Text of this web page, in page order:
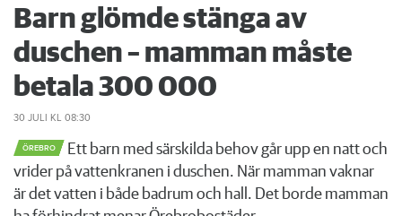
Barn glömde stänga av
duschen – mamman måste
betala 300 000
30 JULI KL 08:30
ÖREBRO
Ett barn med särskilda behov går upp en natt och
vrider på vattenkranen i duschen. När mamman vaknar
är det vatten i både badrum och hall. Det borde mamman